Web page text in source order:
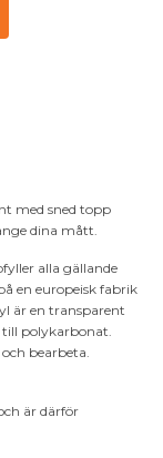
med sned topp
dina mått.
alla gällande
en europeisk fabrik
är en transparent
polykarbonat.
bearbeta.
är därför